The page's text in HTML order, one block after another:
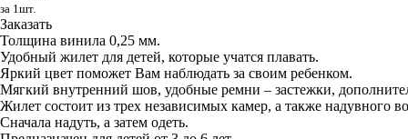
за 1шт.
Заказать
Толщина винила 0,25 мм.
Удобный жилет для детей, которые учатся плавать.
Яркий цвет поможет Вам наблюдать за своим ребенком.
Мягкий внутренний шов, удобные ремни – застежки,
Жилет состоит из трех независимых камер, а также надувного
Сначала надуть, а затем одеть.